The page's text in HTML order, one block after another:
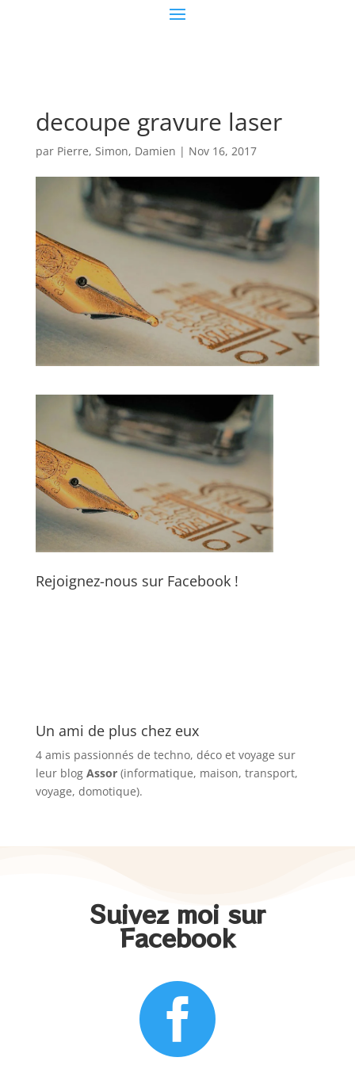
decoupe gravure laser
par Pierre, Simon, Damien | Nov 16, 2017
Rejoignez-nous sur Facebook !
Un ami de plus chez eux
4 amis passionnés de techno, déco et voyage sur
leur blog Assor(informatique, maison, transport,
voyage, domotique).
Suivez moi sur
Facebook
